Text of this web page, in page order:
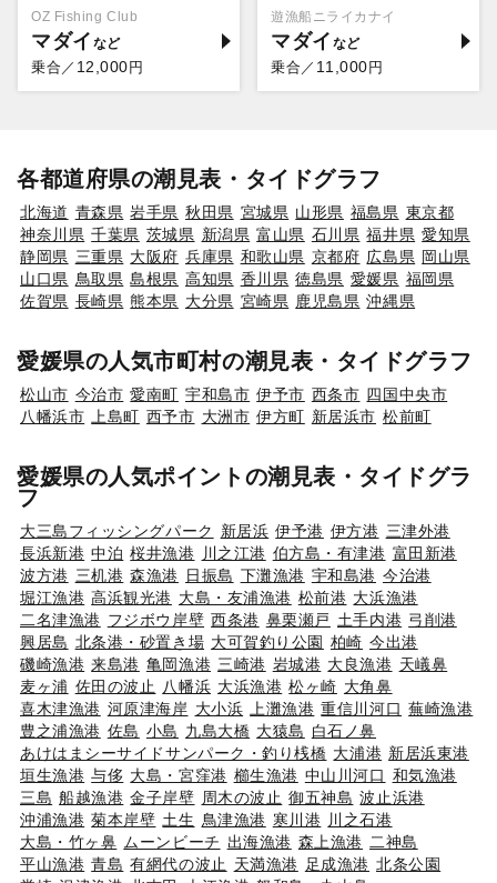
OZ Fishing Club
マダイ
乗合／ 12,000円
遊漁船ニライカナイ
マダイ
乗合／ 11,000円
各都道府県の潮見表・タイドグラフ
北海道 青森県 岩手県 秋田県 宮城県 山形県 福島県 東京都
神奈川県 千葉県 茨城県 新潟県 富山県 石川県 福井県 愛知県
静岡県 三重県 大阪府 兵庫県 和歌山県 京都府 広島県 岡山県
山口県 鳥取県 島根県 高知県 香川県 徳島県 愛媛県 福岡県
佐賀県 長崎県 熊本県 大分県 宮崎県 鹿児島県 沖縄県
愛媛県の人気市町村の潮見表・タイドグラフ
松山市 今治市 愛南町 宇和島市 伊予市 西条市 四国中央市
八幡浜市
上島町 西予市 大洲市 伊方町 新居浜市 松前町
愛媛県の人気ポイントの潮見表・タイドグラ
フ
大三島フィッシングパーク 新居浜 伊予港 伊方港 三津外港
長浜新港 中泊 桜井漁港 川之江港 伯方島・有津港 富田新港
波方港 三机港 森漁港 日振島 下灘漁港 宇和島港 今治港
堀江漁港 高浜観光港 大島・友浦漁港 松前港 大浜漁港
二名津漁港 フジボウ岸壁 西条港 鼻栗瀬戸 土手内港 弓削港
興居島 北条港・砂置き場 大可賀釣り公園 柏崎 今出港
磯崎漁港 来島港 亀岡漁港 三崎港 岩城港 大良漁港 天嶬鼻
麦ヶ浦 佐田の波止 八幡浜 大浜漁港 松ヶ崎 大角鼻
喜木津漁港 河原津海岸 大小浜 上灘漁港 重信川河口 蕪崎漁港
豊之浦漁港 佐島 小島 九島大橋 大猿島 白石ノ鼻
あけはまシーサイドサンパーク・釣り桟橋 大浦港 新居浜東港
垣生漁港 与侈 大島・宮窪港 櫛生漁港 中山川河口 和気漁港
三島 船越漁港 金子岸壁 周木の波止 御五神島 波止浜港
沖浦漁港 菊本岸壁 土生 鳥津漁港 寒川港 川之石港
大島・竹ヶ鼻 ムーンビーチ 出海漁港 森上漁港 二神島
平山漁港 青島 有網代の波止 天満漁港 足成漁港 北条公園